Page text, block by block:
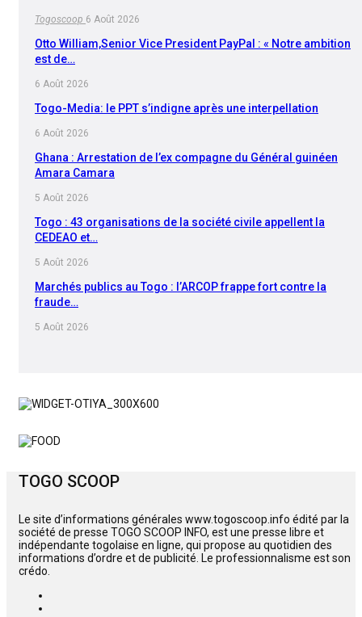
Togoscoop 6 Août 2026
Otto William,Senior Vice President PayPal : « Notre ambition
est de…
6 Août 2026
Togo-Media: le PPT s’indigne après une interpellation
6 Août 2026
Ghana : Arrestation de l’ex compagne du Général guinéen
Amara Camara
5 Août 2026
Togo : 43 organisations de la société civile appellent la
CEDEAO et…
5 Août 2026
Marchés publics au Togo : l’ARCOP frappe fort contre la
fraude…
5 Août 2026
TOGO SCOOP
Le site d’informations générales www.togoscoop.info édité par la
société de presse TOGO SCOOP INFO, est une presse libre et
indépendante togolaise en ligne, qui propose au quotidien des
informations d’ordre et de publicité. Le professionnalisme est son
crédo.